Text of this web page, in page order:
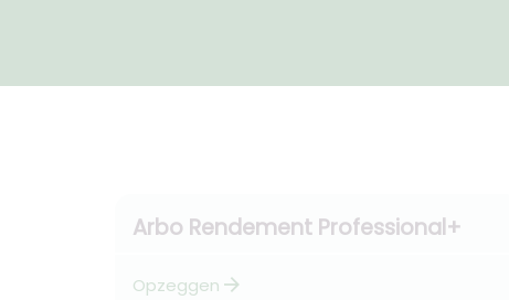
Arbo Rendement Professional+
Opzeggen arrow_forward